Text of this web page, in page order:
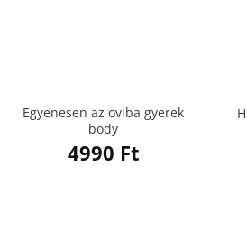
Egyenesen az oviba gyerek
body
4990 Ft